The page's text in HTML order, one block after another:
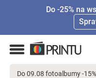
Do -25% na
Do 09.08 fotoalbumy -